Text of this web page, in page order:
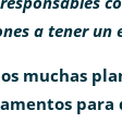
a tener
muchas
para